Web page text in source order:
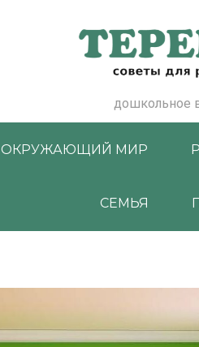
дошкольное
ОКРУЖАЮЩИЙ МИР
СЕМЬЯ